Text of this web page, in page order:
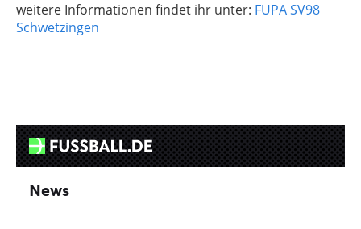
weitere Informationen findet ihr unter: FUPA SV98
Schwetzingen